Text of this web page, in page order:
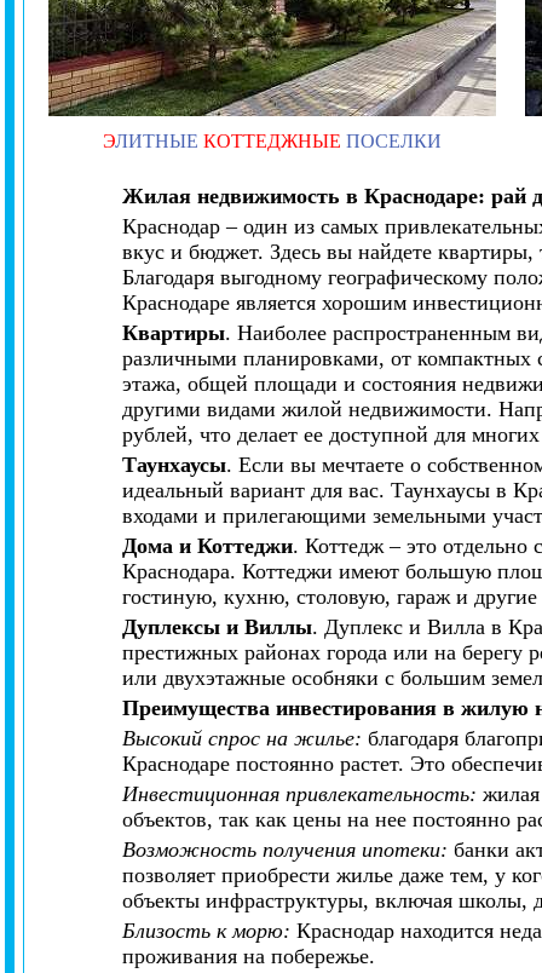
ЭЛИТНЫЕ КОТТЕДЖНЫЕ ПОСЕЛКИ
Жилая недвижимость в Краснодаре: рай
Краснодар – один из самых
вкус и бюджет. Здесь вы найдете
Благодаря выгодному географическому
Краснодаре является хорошим
Квартиры. Наиболее распространенным
различными планировками, от компактных
этажа, общей площади и состояния
другими видами жилой недвижимости.
рублей, что делает ее доступной для
Таунхаусы. Если вы мечтаете о
идеальный вариант для вас. Таунхаусы в
входами и прилегающими земельными
Дома и Коттеджи. Коттедж – это отдельно
Краснодара. Коттеджи имеют большую
гостиную, кухню, столовую, гараж и
Дуплексы и Виллы. Дуплекс и Вилла в
престижных районах города или на
или двухэтажные особняки с большим
Преимущества инвестирования в жилую
Высокий спрос на жилье: благодаря
Краснодаре постоянно растет. Это
Инвестиционная привлекательность:
объектов, так как цены на нее постоянно
Возможность получения ипотеки: банки
позволяет приобрести жилье даже тем, у
объекты инфраструктуры, включая школы,
Близость к морю: Краснодар находится
проживания на побережье.